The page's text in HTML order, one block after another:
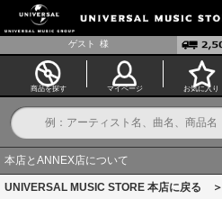
ゲスト 様
商品を探す マイページ お気に入り
本店とANNEX店について
UNIVERSAL MUSIC STORE 本店に戻る ＞